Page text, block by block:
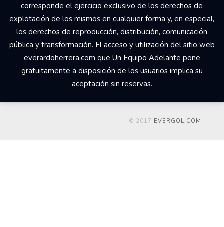
corresponde el ejercicio exclusivo de los derechos de
explotación de los mismos en cualquier forma y, en especial,
los derechos de reproducción, distribución, comunicación
pública y transformación. El acceso y utilización del sitio web
everardoherrera.com que Un Equipo Adelante pone
gratuitamente a disposición de los usuarios implica su
aceptación sin reservas.
© 2017 EVERGOL.COM